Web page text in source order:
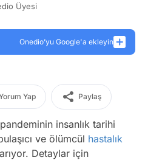
Üyesi
Onedio’yu Google'a ekleyin
Yap Paylaş
insanlık tarihi
ve ölümcül hastalık
Detaylar için